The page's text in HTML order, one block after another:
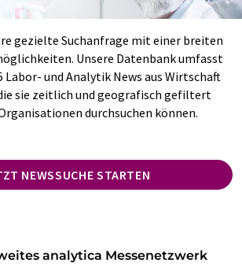
gezielte Suchanfrage mit einer breiten
Unsere Datenbank umfasst
Labor- und Analytik News aus Wirtschaft
sie zeitlich und geografisch gefiltert
durchsuchen können.
NEWSSUCHE STARTEN
analytica Messenetzwerk